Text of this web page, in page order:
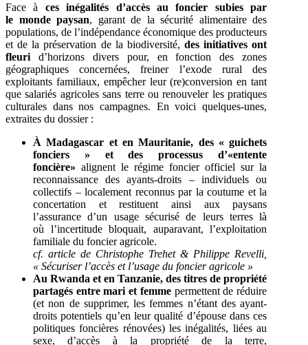
Face à ces inégalités d’accès au foncier subies par
le monde paysan, garant de la sécurité alimentaire des
populations, de l’indépendance économique des producteurs
et de la préservation de la biodiversité, des initiatives ont
fleuri d’horizons divers pour, en fonction des zones
géographiques concernées, freiner l’exode rural des
exploitants familiaux, empêcher leur (re)conversion en tant
que salariés agricoles sans terre ou renouveler les pratiques
culturales dans nos campagnes. En voici quelques-unes,
extraites du dossier :
À Madagascar et en Mauritanie, des « guichets
fonciers » et des processus d’«entente
foncière» alignent le régime foncier officiel sur la
reconnaissance des ayants-droits – individuels ou
collectifs – localement reconnus par la coutume et la
concertation et restituent ainsi aux paysans
l’assurance d’un usage sécurisé de leurs terres là
où l’incertitude bloquait, auparavant, l’exploitation
familiale du foncier agricole.
cf. article de Christophe Trehet & Philippe Revelli,
« Sécuriser l’accès et l’usage du foncier agricole »
Au Rwanda et en Tanzanie, des titres de propriété
partagés entre mari et femme permettent de réduire
(et non de supprimer, les femmes n’étant des ayant-
droits potentiels qu’en leur qualité d’épouse dans ces
politiques foncières rénovées) les inégalités, liées au
sexe, d’accès à la propriété de la terre,